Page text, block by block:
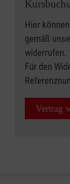
Hier
gemäß
widerrufen.
Für den
Vertrag